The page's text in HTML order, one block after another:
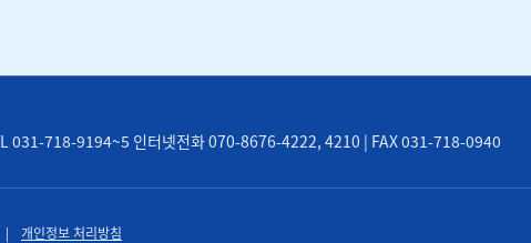
031-718-9194~5 인터넷전화 070-8676-4222, 4210 | FAX 031-718-0940
| 개인정보 처리방침